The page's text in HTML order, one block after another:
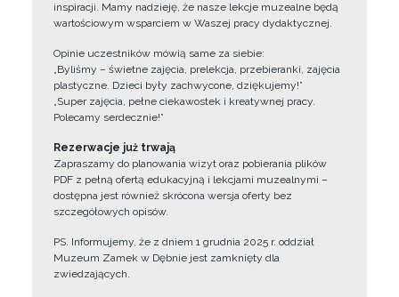
inspiracji. Mamy nadzieję, że nasze lekcje muzealne będą
wartościowym wsparciem w Waszej pracy dydaktycznej.
Opinie uczestników mówią same za siebie:
„Byliśmy – świetne zajęcia, prelekcja, przebieranki, zajęcia
plastyczne. Dzieci były zachwycone, dziękujemy!”
„Super zajęcia, pełne ciekawostek i kreatywnej pracy.
Polecamy serdecznie!”
Rezerwacje już trwają
Zapraszamy do planowania wizyt oraz pobierania plików
PDF z pełną ofertą edukacyjną i lekcjami muzealnymi –
dostępna jest również skrócona wersja oferty bez
szczegółowych opisów.
PS. Informujemy, że z dniem 1 grudnia 2025 r. oddział
Muzeum Zamek w Dębnie jest zamknięty dla
zwiedzających.